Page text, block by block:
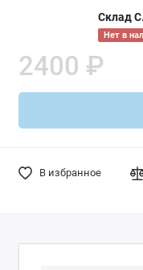
Склад
Нет в
2400 ₽
В избранное